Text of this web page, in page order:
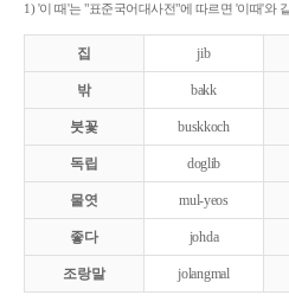
1) '이 때'는 "표준국어대사전"에 따르면 '이때'와
집 jib
밖 bakk
붓꽃 buskkoch
독립 doglib
물엿 mul-yeos
좋다 johda
조랑말 jolangmal